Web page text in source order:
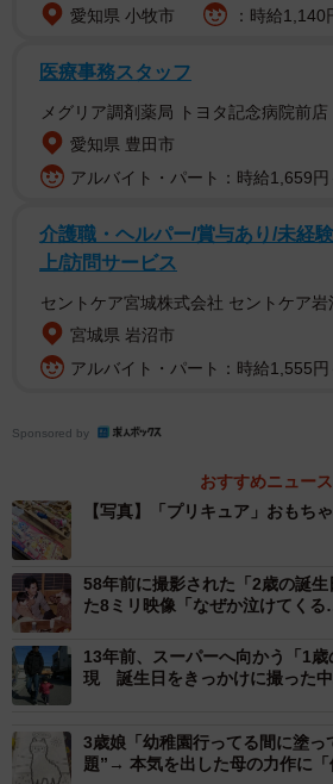
愛知県 小牧市
：時給1,140
医療事務スタッフ
メグリア調剤薬局 トヨタ記念病院前店
愛知県 豊田市
アルバイト・パート：時給1,659円
介護職・ヘルパー/賞与あり/未経
上/訪問サービス
セントケア宮城株式会社 セントケア岩
宮城県 岩沼市
アルバイト・パート：時給1,555円
Sponsored by
おすすめニュース
【写真】「プリキュア」おもち
58年前に撮影された「2歳の誕
た8ミリ映像「なぜか泣けてく
13年前、スーパーへ向かう「1
現 誕生日をきっかけに撮った
3歳娘「幼稚園行ってる間に塗っ
題”→ 本気を出した母の力作に「